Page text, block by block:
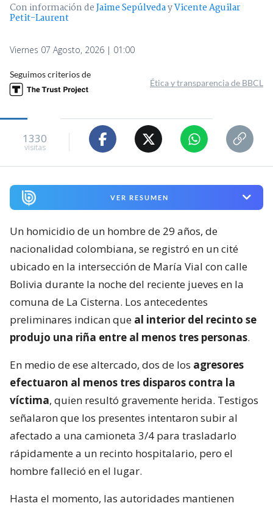
Con información deJaime SepúlvedayVicente Aguilar
Petit-Laurent
Viernes 07 Agosto, 2026 | 01:00
Seguimos criterios de
Ética y transparencia de BBCL
1330
visitas
VER RESUMEN
Un homicidio de un hombre de 29 años, de
nacionalidad colombiana, se registró en un cité
ubicado en la intersección de María Vial con calle
Bolivia durante la noche del reciente jueves en la
comuna de La Cisterna. Los antecedentes
preliminares indican que al interior del recinto se
produjo una riña entre al menos tres personas.
En medio de ese altercado, dos de los agresores
efectuaron al menos tres disparos contra la
víctima, quien resultó gravemente herida. Testigos
señalaron que los presentes intentaron subir al
afectado a una camioneta 3/4 para trasladarlo
rápidamente a un recinto hospitalario, pero el
hombre falleció en el lugar.
Hasta el momento, las autoridades mantienen